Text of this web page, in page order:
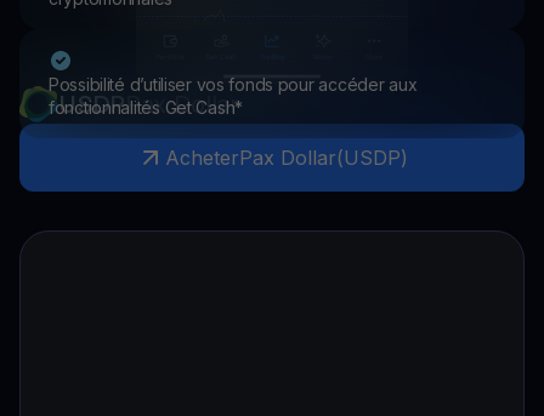
Possibilité d’utiliser vos fonds pour accéder aux
fonctionnalités Get Cash*
USDPPax Dollar
AcheterPax Dollar(USDP)